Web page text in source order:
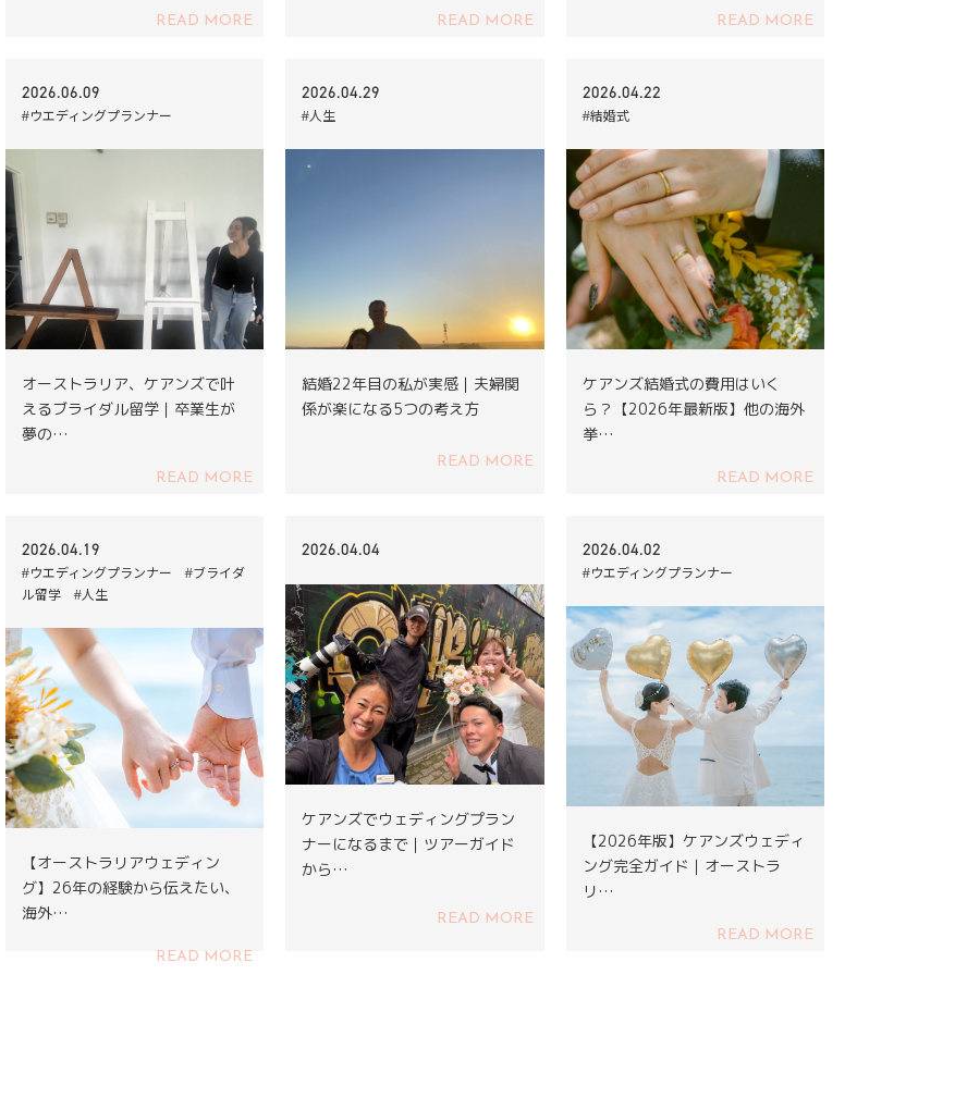
READ MORE READ MORE READ MORE
2026.06.09
#ウエディングプランナー
オーストラリア、ケアンズで叶
えるブライダル留学｜卒業生が
夢の…
READ MORE
2026.04.29
#人生
結婚22年目の私が実感｜夫婦関
係が楽になる5つの考え方
READ MORE
2026.04.22
#結婚式
ケアンズ結婚式の費用はいく
ら？【2026年最新版】他の海外
挙…
READ MORE
2026.04.19
#ウエディングプランナー #ブライダ
ル留学 #人生
【オーストラリアウェディン
グ】26年の経験から伝えたい、
海外…
READ MORE
2026.04.04
ケアンズでウェディングプラン
ナーになるまで｜ツアーガイド
から…
READ MORE
2026.04.02
#ウエディングプランナー
【2026年版】ケアンズウェディ
ング完全ガイド｜オーストラ
リ…
READ MORE